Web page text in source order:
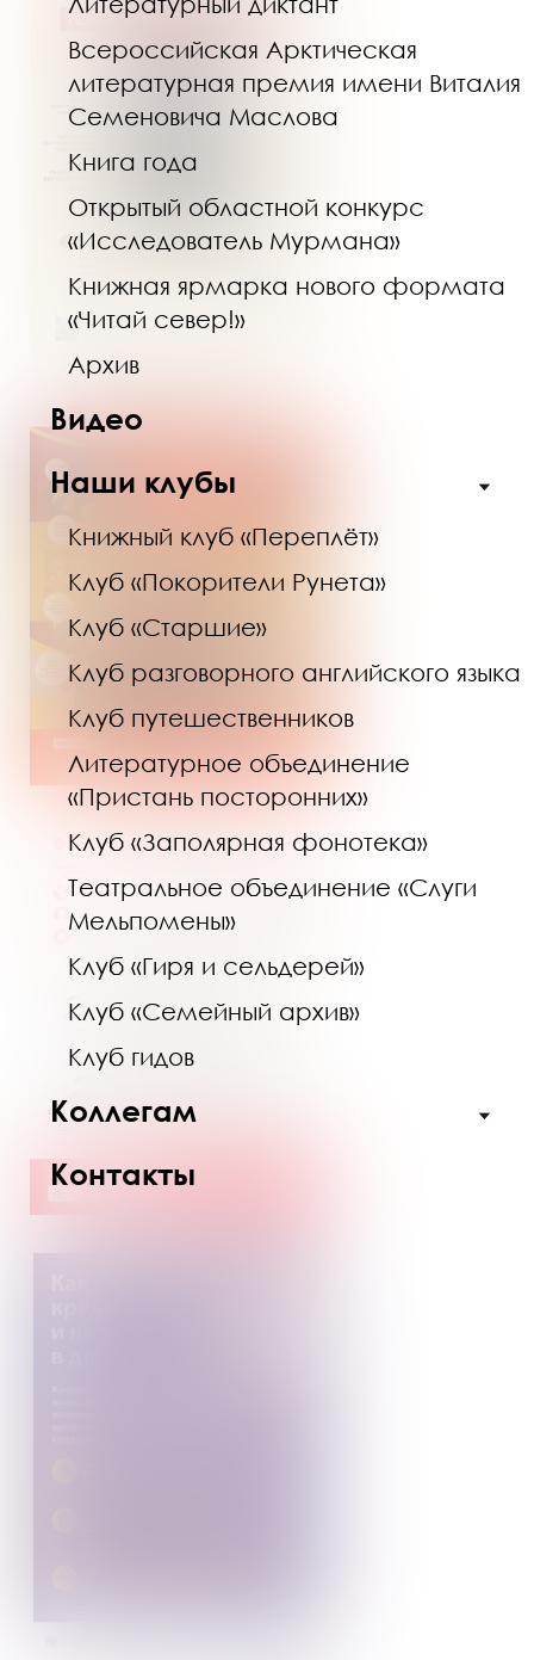
Всероссийская Арктическая
литературная премия имени Виталия
Семеновича Маслова
Книга года
Открытый областной конкурс
«Исследователь Мурмана»
Книжная ярмарка нового формата
«Читай север!»
Архив
Видео
Наши клубы
Книжный клуб «Переплёт»
Клуб «Покорители Рунета»
Клуб «Старшие»
Клуб разговорного английского языка
Клуб путешественников
Литературное объединение
«Пристань посторонних»
Клуб «Заполярная фонотека»
Театральное объединение «Слуги
Мельпомены»
Клуб «Гиря и сельдерей»
Клуб «Семейный архив»
Клуб гидов
Коллегам
Контакты